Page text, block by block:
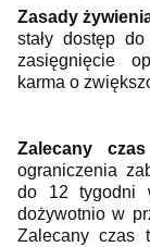
Zasady
stały dostęp
zasięgnięcie
karma o
Zalecany
ograniczenia
do 12 tygodni
dożywotnio w
Zalecany czas